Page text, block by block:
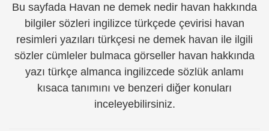
Bu sayfada Havan ne demek nedir havan hakkında
bilgiler sözleri ingilizce türkçede çevirisi havan
resimleri yazıları türkçesi ne demek havan ile ilgili
sözler cümleler bulmaca görseller havan hakkında
yazı türkçe almanca ingilizcede sözlük anlamı
kısaca tanımını ve benzeri diğer konuları
inceleyebilirsiniz.